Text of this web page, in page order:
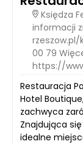
Księdza
informacji
rzeszow.pl/
00 79
https://
Restauracja
Hotel
zachwyca
Znajdująca
idealne